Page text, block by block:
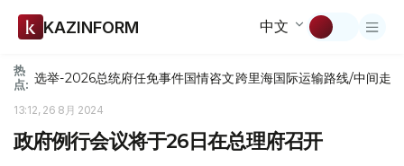
KAZINFORM 中文
热
点: 选举-2026总统府任免事件国情咨文跨里海国际运输路线/中间走廊
13:12, 26 8月 2024
政府例行会议将于26日在总理府召开